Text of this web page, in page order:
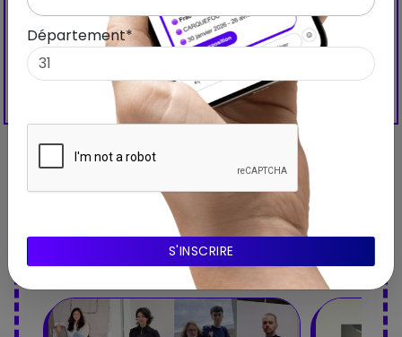
Découvrez aussi ces
expositions à proximité
Département*